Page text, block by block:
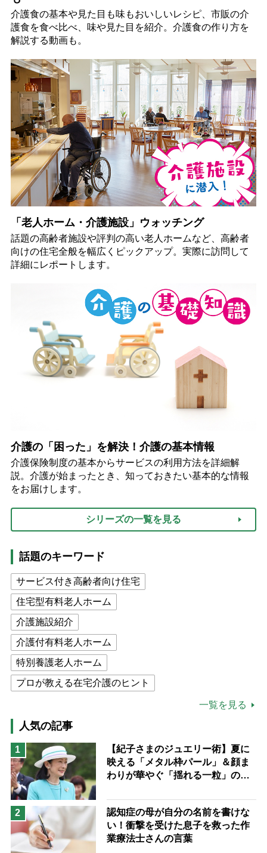
介護食の基本や見た目も味もおいしいレシピ、市販の介
護食を食べ比べ、味や見た目を紹介。介護食の作り方を
解説する動画も。
「老人ホーム・介護施設」ウォッチング
話題の高齢者施設や評判の高い老人ホームなど、高齢者
向けの住宅全般を幅広くピックアップ。実際に訪問して
詳細にレポートします。
介護の「困った」を解決！介護の基本情報
介護保険制度の基本からサービスの利用方法を詳細解
説。介護が始まったとき、知っておきたい基本的な情報
をお届けします。
シリーズの一覧を見る
話題のキーワード
サービス付き高齢者向け住宅
住宅型有料老人ホーム
介護施設紹介
介護付有料老人ホーム
特別養護老人ホーム
プロが教える在宅介護のヒント
高木ブー
ケアマネジャー
猫が母になつきません
息子の遠距離介護サバイバル術
兄がボケました
予防法
一覧を見る
人気の記事
1
【紀子さまのジュエリー術】夏に
映える「メタル枠パール」＆顔ま
わりが華やぐ「揺れる一粒」の使
2
認知症の母が自分の名前を書けな
い！衝撃を受けた息子を救った作
業療法士さんの言葉